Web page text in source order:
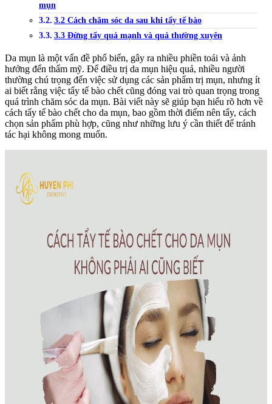
mụn
3.2 Cách chăm sóc da sau khi tẩy tế bào
3.3 Đừng tẩy quá mạnh và quá thường xuyên
Da mụn là một vấn đề phổ biến, gây ra nhiều phiền toái và ảnh
hưởng đến thẩm mỹ. Để điều trị da mụn hiệu quả, nhiều người
thường chú trọng đến việc sử dụng các sản phẩm trị mụn, nhưng ít
ai biết rằng việc tẩy tế bào chết cũng đóng vai trò quan trọng trong
quá trình chăm sóc da mụn. Bài viết này sẽ giúp bạn hiểu rõ hơn về
cách tẩy tế bào chết cho da mụn, bao gồm thời điểm nên tẩy, cách
chọn sản phẩm phù hợp, cũng như những lưu ý cần thiết để tránh
tác hại không mong muốn.